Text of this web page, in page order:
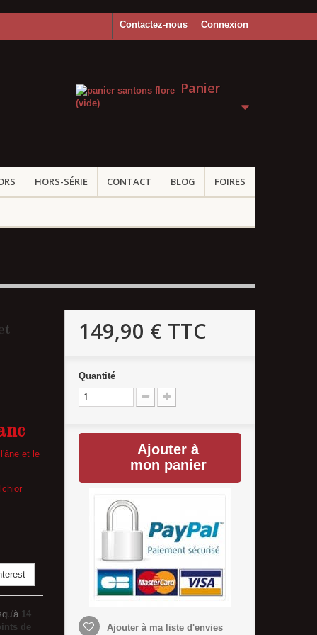
Connexion
Contactez-nous
Panier
(vide)
HORS-SÉRIE CONTACT BLOG FOIRES
et le
14
de
149,90 € TTC
Quantité
Ajouter à
mon panier
Ajouter à ma liste d'envies